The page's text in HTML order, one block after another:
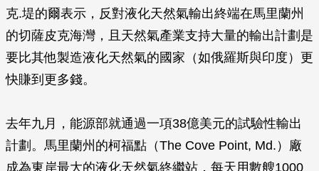
克.堤的爾表示，反對液化天然氣輸出終端在馬里蘭州
的切薩皮克海灣，且天然氣產業支持大量的輸出計劃是
要比其他製造液化天然氣的國家（如俄羅斯與印度）更
快賺到更多錢。
去年九月，能源部就通過一項38億美元的試驗性輸出
計劃。馬里蘭州的柯福點（The Cove Point, Md.）廠
成為東岸最大的液化天然氣終繼站，每天用數艘1000